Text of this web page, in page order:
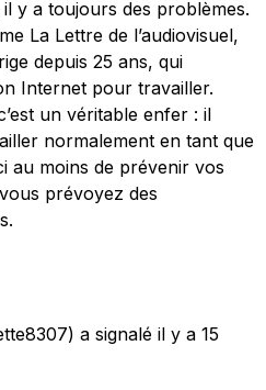
y a toujours des problèmes.
La Lettre de l’audiovisuel,
depuis 25 ans, qui
Internet pour travailler.
un véritable enfer : il
normalement en tant que
au moins de prévenir vos
prévoyez des
a signalé il y a 15